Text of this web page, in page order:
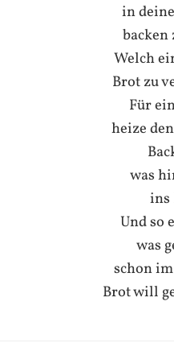
in
backen
Welch
Brot zu
Für
heize
was
ins
Und so
was
schon
Brot will